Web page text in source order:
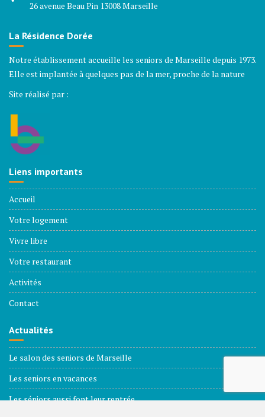
26 avenue Beau Pin 13008 Marseille
La Résidence Dorée
Notre établissement accueille les seniors de Marseille depuis 1973.
Elle est implantée à quelques pas de la mer, proche de la nature
Site réalisé par :
Liens importants
Accueil
Votre logement
Vivre libre
Votre restaurant
Activités
Contact
Actualités
Le salon des seniors de Marseille
Les seniors en vacances
Les séniors aussi font leur rentrée